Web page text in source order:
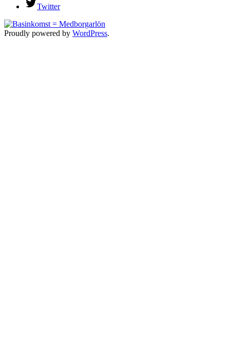
Twitter
Proudly powered by WordPress.